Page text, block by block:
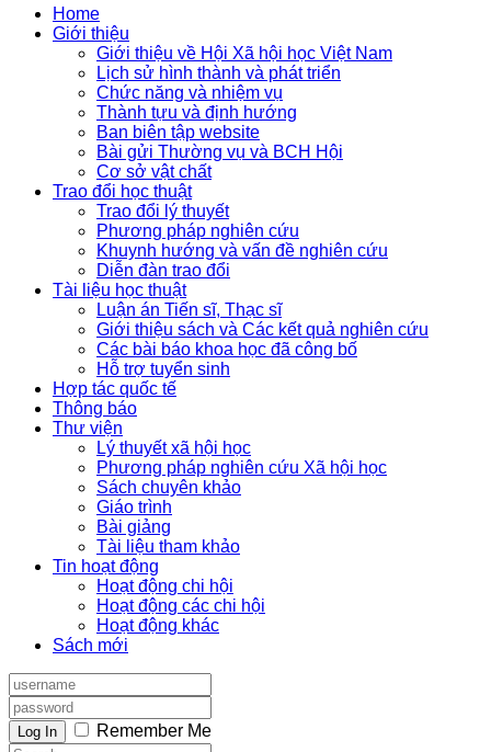
Home
Giới thiệu
Giới thiệu về Hội Xã hội học Việt Nam
Lịch sử hình thành và phát triển
Chức năng và nhiệm vụ
Thành tựu và định hướng
Ban biên tập website
Bài gửi Thường vụ và BCH Hội
Cơ sở vật chất
Trao đổi học thuật
Trao đổi lý thuyết
Phương pháp nghiên cứu
Khuynh hướng và vấn đề nghiên cứu
Diễn đàn trao đổi
Tài liệu học thuật
Luận án Tiến sĩ, Thạc sĩ
Giới thiệu sách và Các kết quả nghiên cứu
Các bài báo khoa học đã công bố
Hỗ trợ tuyển sinh
Hợp tác quốc tế
Thông báo
Thư viện
Lý thuyết xã hội học
Phương pháp nghiên cứu Xã hội học
Sách chuyên khảo
Giáo trình
Bài giảng
Tài liệu tham khảo
Tin hoạt động
Hoạt động chi hội
Hoạt động các chi hội
Hoạt động khác
Sách mới
Log In Remember Me